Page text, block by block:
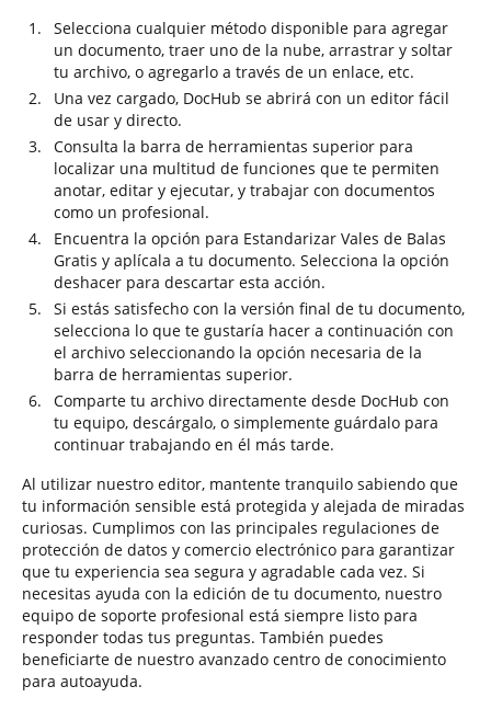
Selecciona cualquier método disponible para agregar
un documento, traer uno de la nube, arrastrar y soltar
tu archivo, o agregarlo a través de un enlace, etc.
Una vez cargado, DocHub se abrirá con un editor fácil
de usar y directo.
Consulta la barra de herramientas superior para
localizar una multitud de funciones que te permiten
anotar, editar y ejecutar, y trabajar con documentos
como un profesional.
Encuentra la opción para Estandarizar Vales de Balas
Gratis y aplícala a tu documento. Selecciona la opción
deshacer para descartar esta acción.
Si estás satisfecho con la versión final de tu documento,
selecciona lo que te gustaría hacer a continuación con
el archivo seleccionando la opción necesaria de la
barra de herramientas superior.
Comparte tu archivo directamente desde DocHub con
tu equipo, descárgalo, o simplemente guárdalo para
continuar trabajando en él más tarde.
Al utilizar nuestro editor, mantente tranquilo sabiendo que
tu información sensible está protegida y alejada de miradas
curiosas. Cumplimos con las principales regulaciones de
protección de datos y comercio electrónico para garantizar
que tu experiencia sea segura y agradable cada vez. Si
necesitas ayuda con la edición de tu documento, nuestro
equipo de soporte profesional está siempre listo para
responder todas tus preguntas. También puedes
beneficiarte de nuestro avanzado centro de conocimiento
para autoayuda.